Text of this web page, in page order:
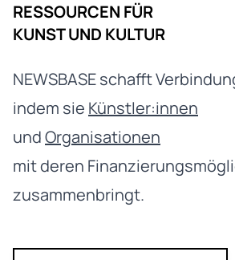
RESSOURCEN FÜR
KUNST UND KULTUR
NEWSBASE schafft
indem sie Künstler:innen
undOrganisationen
mit deren
zusammenbringt.